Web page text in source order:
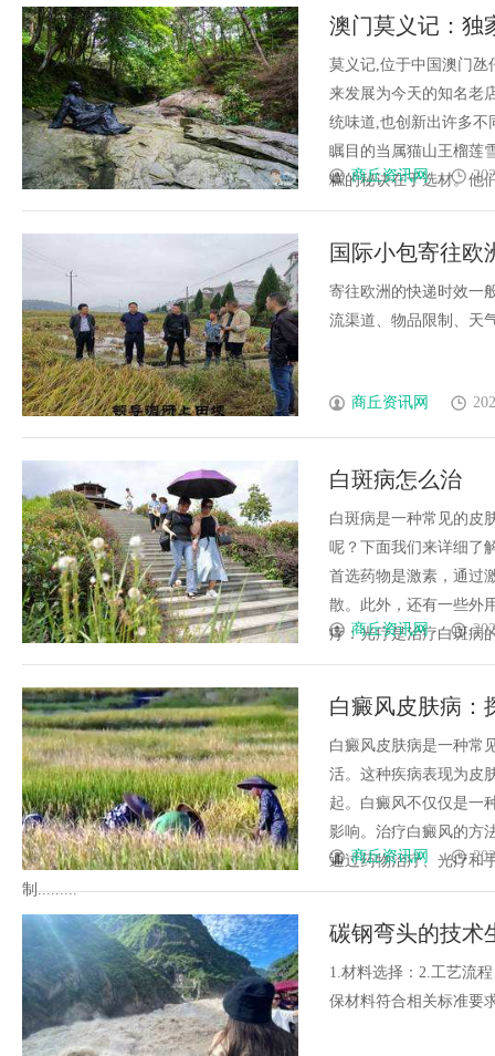
澳门莫义记：独
的故事
莫义记,位于中国澳门氹
来发展为今天的知名老
统味道,也创新出许多不
瞩目的当属猫山王榴莲
糕的秘诀在于选材。他
商丘资讯网
国际小包寄往欧
寄往欧洲的快递时效一
流渠道、物品限制、天
商丘资讯网
白斑病怎么治
白斑病是一种常见的皮
呢？下面我们来详细了
首选药物是激素，通过
散。此外，还有一些外
疗：光疗是治疗白斑病
商丘资讯网
白癜风皮肤病：
白癜风皮肤病是一种常
活。这种疾病表现为皮
起。白癜风不仅仅是一
影响。治疗白癜风的方
通过药物治疗、光疗和
制.........
商丘资讯网
碳钢弯头的技术
1.材料选择：2.工艺流
保材料符合相关标准要